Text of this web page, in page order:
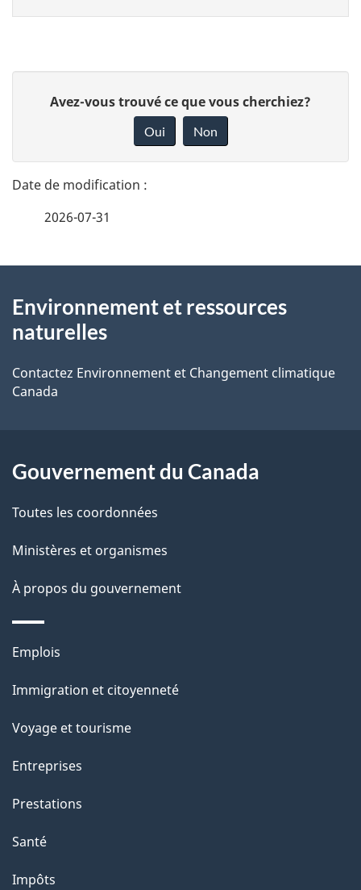
i
l
a
p
a
g
e
n
o
t
r
r
é
o
c
t
o
n
s
r
c
t
t
p
a
Avez-vous trouvé ce que vous cherchiez?
Oui Non
2026-07-31
propos
ce
Environnement et ressources
naturelles
Contactez Environnement et Changement climatique
Canada
Gouvernement du Canada
Toutes les coordonnées
Ministères et organismes
À propos du gouvernement
Thèmes
sujets
Emplois
Immigration et citoyenneté
Voyage et tourisme
Entreprises
Prestations
Santé
Impôts